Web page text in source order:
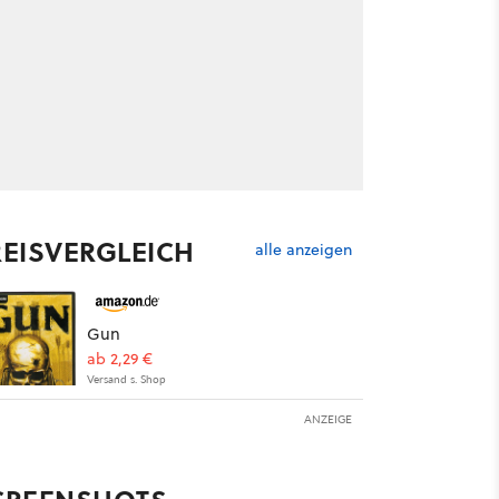
alle anzeigen
Gun
ab 2,29 €
Versand s. Shop
ANZEIGE